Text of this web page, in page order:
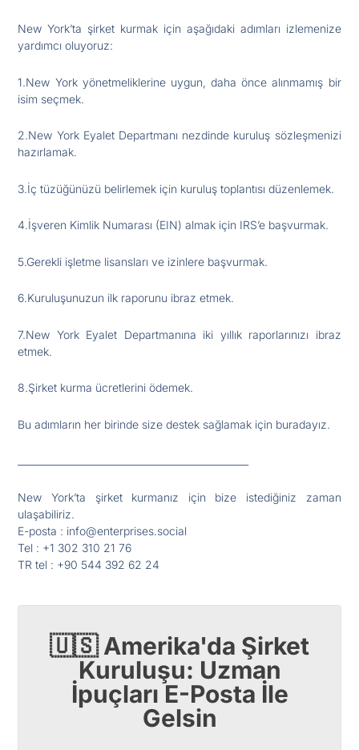
New York’ta şirket kurmak için aşağıdaki adımları izlemenize
yardımcı oluyoruz:
1.New York yönetmeliklerine uygun, daha önce alınmamış bir
isim seçmek.
2.New York Eyalet Departmanı nezdinde kuruluş sözleşmenizi
hazırlamak.
3.İç tüzüğünüzü belirlemek için kuruluş toplantısı düzenlemek.
4.İşveren Kimlik Numarası (EIN) almak için IRS’e başvurmak.
5.Gerekli işletme lisansları ve izinlere başvurmak.
6.Kuruluşunuzun ilk raporunu ibraz etmek.
7.New York Eyalet Departmanına iki yıllık raporlarınızı ibraz
etmek.
8.Şirket kurma ücretlerini ödemek.
Bu adımların her birinde size destek sağlamak için buradayız.
New York’ta şirket kurmanız için bize istediğiniz zaman
ulaşabiliriz.
E-posta : info@enterprises.social
Tel : +1 302 310 21 76
TR tel : +90 544 392 62 24
🇺🇸 Amerika'da Şirket
Kuruluşu: Uzman
İpuçları E-Posta İle
Gelsin